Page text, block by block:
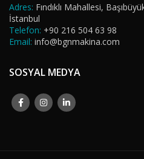
Adres: Fındıklı Mahallesi,
İstanbul
Telefon: +90 216 504 63 98
Email: info@bgnmakina.com
SOSYAL MEDYA